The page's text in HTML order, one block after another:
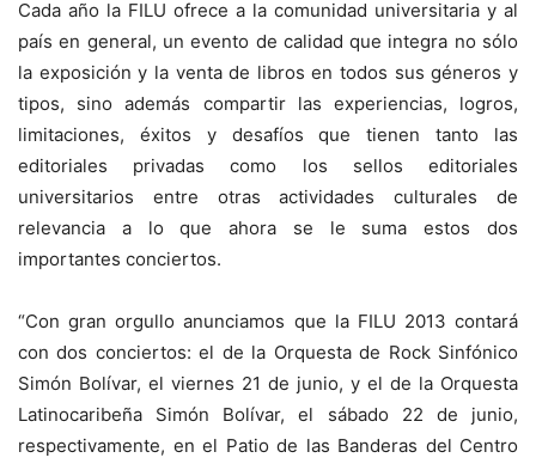
Cada año la FILU ofrece a la comunidad universitaria y al
país en general, un evento de calidad que integra no sólo
la exposición y la venta de libros en todos sus géneros y
tipos, sino además compartir las experiencias, logros,
limitaciones, éxitos y desafíos que tienen tanto las
editoriales privadas como los sellos editoriales
universitarios entre otras actividades culturales de
relevancia a lo que ahora se le suma estos dos
importantes conciertos.
“Con gran orgullo anunciamos que la FILU 2013 contará
con dos conciertos: el de la Orquesta de Rock Sinfónico
Simón Bolívar, el viernes 21 de junio, y el de la Orquesta
Latinocaribeña Simón Bolívar, el sábado 22 de junio,
respectivamente, en el Patio de las Banderas del Centro